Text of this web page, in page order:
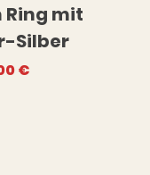
mit
Silber
€